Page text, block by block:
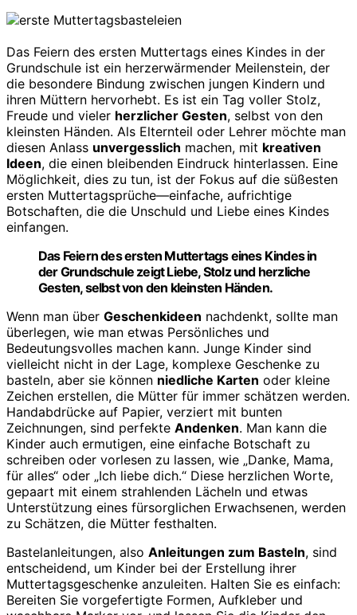
Das Feiern des ersten Muttertags eines Kindes in der
Grundschule ist ein herzerwärmender Meilenstein, der
die besondere Bindung zwischen jungen Kindern und
ihren Müttern hervorhebt. Es ist ein Tag voller Stolz,
Freude und vieler herzlicher Gesten, selbst von den
kleinsten Händen. Als Elternteil oder Lehrer möchte man
diesen Anlass unvergesslich machen, mit kreativen
Ideen, die einen bleibenden Eindruck hinterlassen. Eine
Möglichkeit, dies zu tun, ist der Fokus auf die süßesten
ersten Muttertagsprüche—einfache, aufrichtige
Botschaften, die die Unschuld und Liebe eines Kindes
einfangen.
Das Feiern des ersten Muttertags eines Kindes in
der Grundschule zeigt Liebe, Stolz und herzliche
Gesten, selbst von den kleinsten Händen.
Wenn man über Geschenkideen nachdenkt, sollte man
überlegen, wie man etwas Persönliches und
Bedeutungsvolles machen kann. Junge Kinder sind
vielleicht nicht in der Lage, komplexe Geschenke zu
basteln, aber sie können niedliche Karten oder kleine
Zeichen erstellen, die Mütter für immer schätzen werden.
Handabdrücke auf Papier, verziert mit bunten
Zeichnungen, sind perfekte Andenken. Man kann die
Kinder auch ermutigen, eine einfache Botschaft zu
schreiben oder vorlesen zu lassen, wie „Danke, Mama,
für alles“ oder „Ich liebe dich.“ Diese herzlichen Worte,
gepaart mit einem strahlenden Lächeln und etwas
Unterstützung eines fürsorglichen Erwachsenen, werden
zu Schätzen, die Mütter festhalten.
Bastelanleitungen, also Anleitungen zum Basteln, sind
entscheidend, um Kinder bei der Erstellung ihrer
Muttertagsgeschenke anzuleiten. Halten Sie es einfach:
Bereiten Sie vorgefertigte Formen, Aufkleber und